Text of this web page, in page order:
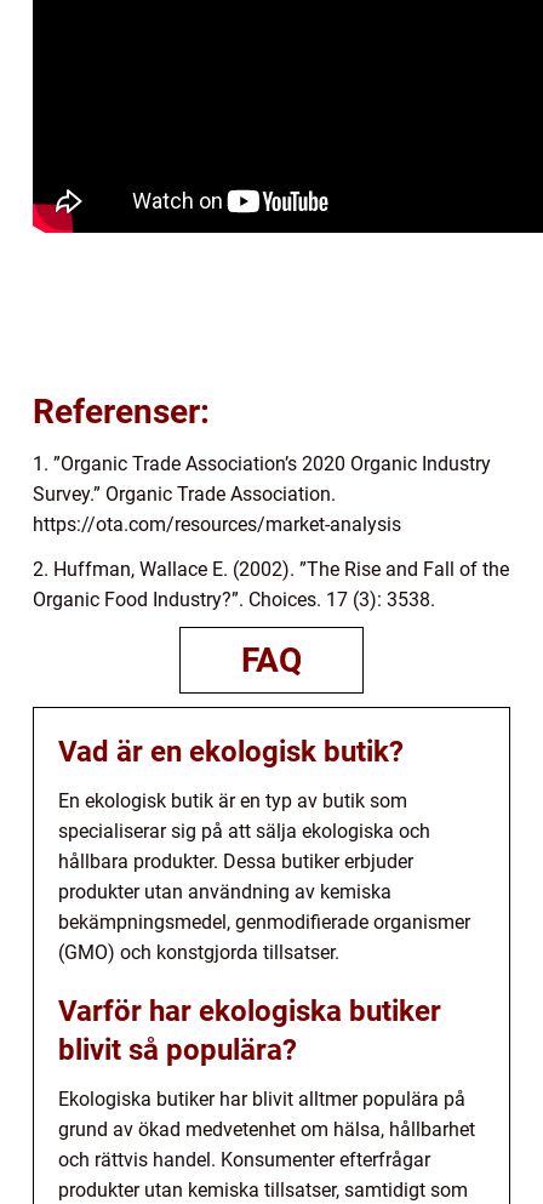
Referenser:
1. ”Organic Trade Association’s 2020 Organic Industry
Survey.” Organic Trade Association.
https://ota.com/resources/market-analysis
2. Huffman, Wallace E. (2002). ”The Rise and Fall of the
Organic Food Industry?”. Choices. 17 (3): 3538.
FAQ
Vad är en ekologisk butik?
En ekologisk butik är en typ av butik som
specialiserar sig på att sälja ekologiska och
hållbara produkter. Dessa butiker erbjuder
produkter utan användning av kemiska
bekämpningsmedel, genmodifierade organismer
(GMO) och konstgjorda tillsatser.
Varför har ekologiska butiker
blivit så populära?
Ekologiska butiker har blivit alltmer populära på
grund av ökad medvetenhet om hälsa, hållbarhet
och rättvis handel. Konsumenter efterfrågar
produkter utan kemiska tillsatser, samtidigt som